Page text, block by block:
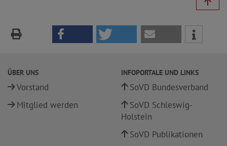
ÜBER UNS
Vorstand
Mitglied werden
INFOPORTALE UND LINKS
SoVD Bundesverband
SoVD Schleswig-
Holstein
SoVD Publikationen